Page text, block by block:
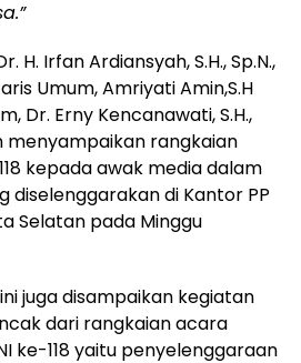
H. Irfan Ardiansyah, S.H., Sp.N.,
Umum, Amriyati Amin,S.H
Dr. Erny Kencanawati, S.H.,
menyampaikan rangkaian
kepada awak media dalam
diselenggarakan di Kantor PP
Selatan pada Minggu
juga disampaikan kegiatan
dari rangkaian acara
ke-118 yaitu penyelenggaraan